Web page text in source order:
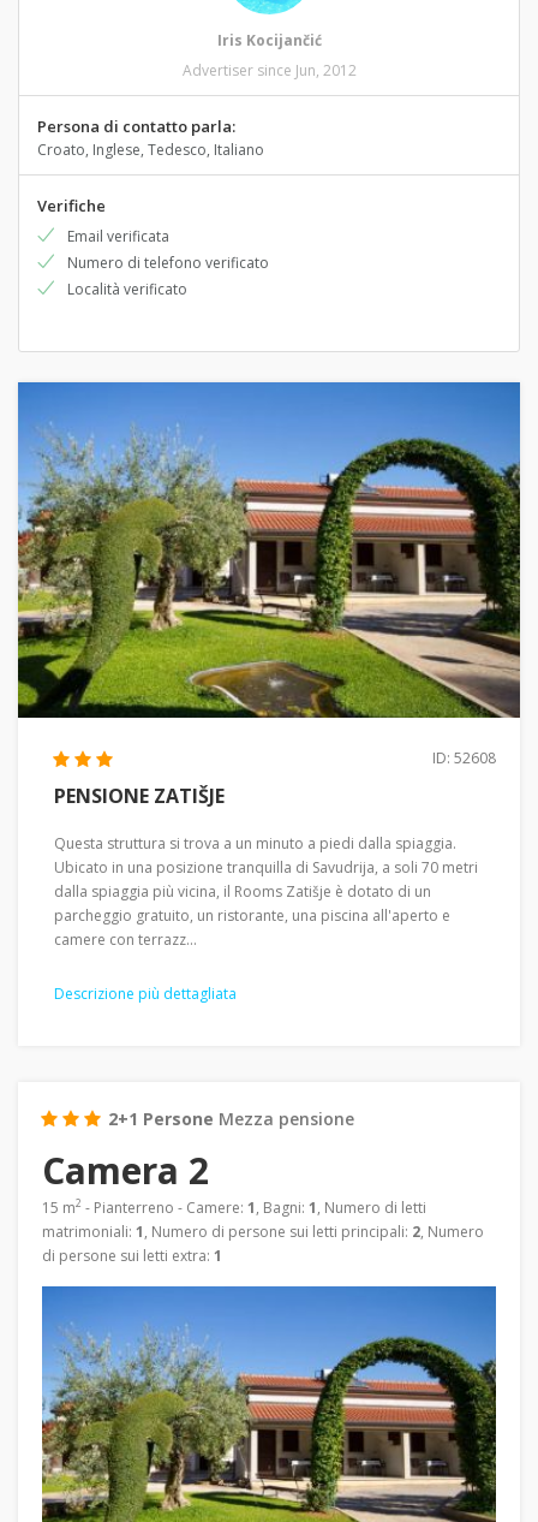
Iris Kocijančić
Advertiser since Jun, 2012
Persona di contatto parla:
Croato, Inglese, Tedesco, Italiano
Verifiche
Email verificata
Numero di telefono verificato
Località verificato
ID: 52608
PENSIONE ZATIŠJE
Questa struttura si trova a un minuto a piedi dalla spiaggia.
Ubicato in una posizione tranquilla di Savudrija, a soli 70 metri
dalla spiaggia più vicina, il Rooms Zatišje è dotato di un
parcheggio gratuito, un ristorante, una piscina all'aperto e
camere con terrazz...
Descrizione più dettagliata
2+1 Persone Mezza pensione
Camera 2
15 m2 - Pianterreno - Camere: 1, Bagni: 1, Numero di letti
matrimoniali: 1, Numero di persone sui letti principali: 2, Numero
di persone sui letti extra: 1